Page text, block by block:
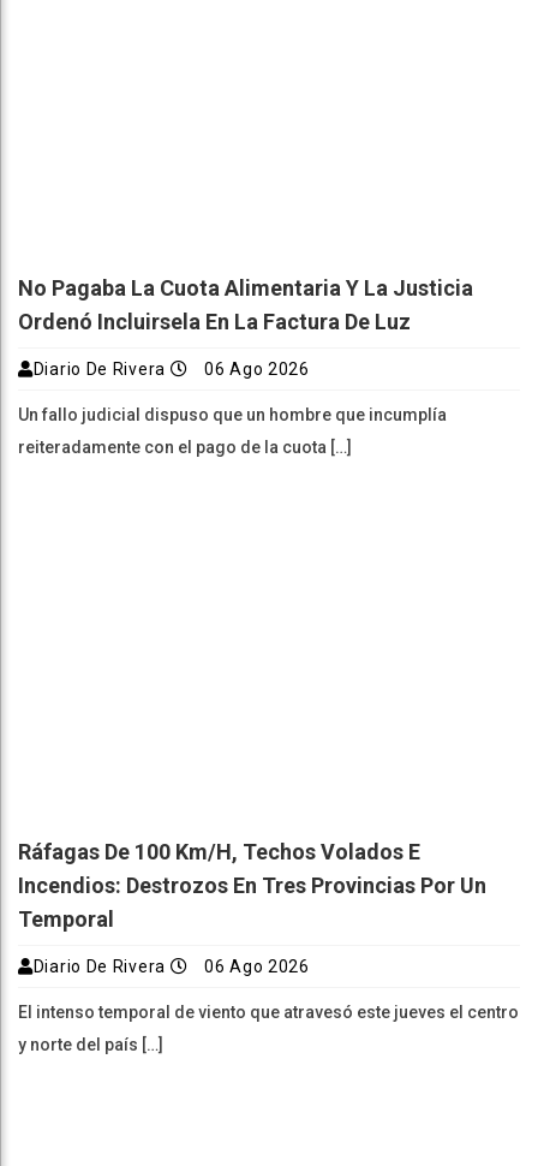
No Pagaba La Cuota Alimentaria Y La Justicia
Ordenó Incluirsela En La Factura De Luz
Diario De Rivera 06 Ago 2026
Un fallo judicial dispuso que un hombre que incumplía
reiteradamente con el pago de la cuota […]
Ráfagas De 100 Km/h, Techos Volados E
Incendios: Destrozos En Tres Provincias Por Un
Temporal
Diario De Rivera 06 Ago 2026
El intenso temporal de viento que atravesó este jueves el centro
y norte del país […]